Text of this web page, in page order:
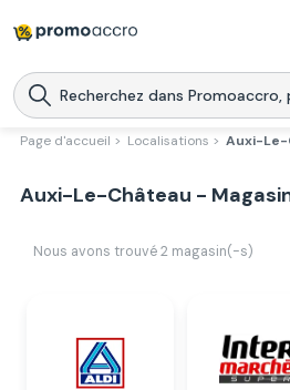
Magasins
Produits
Promoaccro
Page d'accueil > Localisations > Auxi-Le-
Auxi-Le-Château -
Nous avons trouvé 2 magasin(-s)